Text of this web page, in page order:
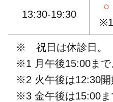
13:30-19:30
○
※1
※ 祝日は休診日。
※1 月午後15:00まで
※2 火午後は12:30開
※3 金午後は15:00ま